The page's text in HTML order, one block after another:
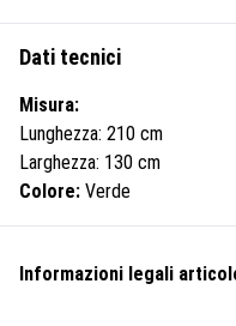
Dati tecnici
Misura:
Lunghezza: 210 cm
Larghezza: 130 cm
Colore: Verde
Informazioni legali